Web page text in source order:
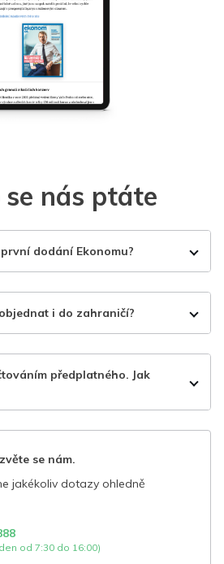
nás ptáte
dodání Ekonomu?
i do zahraničí?
předplatného. Jak
se nám.
jakékoliv dotazy ohledně
od 7:30 do 16:00)